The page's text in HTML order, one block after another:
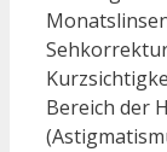
Bereich der